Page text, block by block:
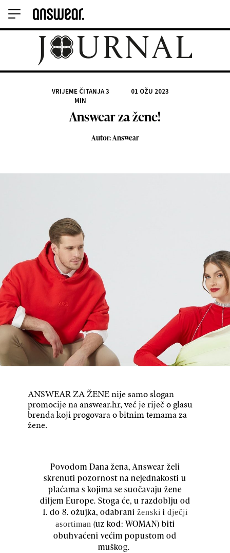
VRIJEME ČITANJA3
MIN
01 OŽU 2023
Answear za žene!
Autor: Answear
ANSWEAR ZA ŽENE nije samo slogan
promocije na answear.hr, već je riječ o glasu
brenda koji progovara o bitnim temama za
žene.
Povodom Dana žena, Answear želi
skrenuti pozornost na nejednakosti u
plaćama s kojima se suočavaju žene
diljem Europe. Stoga će, u razdoblju od
1. do 8. ožujka, odabrani ženski i dječji
asortiman (uz kod: WOMAN) biti
obuhvaćeni većim popustom od
muškog.